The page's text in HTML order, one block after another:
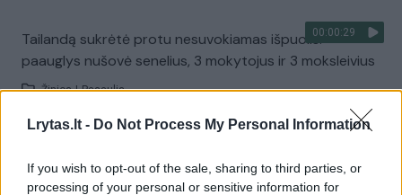
Lrytas.lt - Do Not Process My Personal Information
If you wish to opt-out of the sale, sharing to third parties, or
processing of your personal or sensitive information for
00:00:29
Tailandą sukrėtė protu nesuvokiamas išpuolis:
paauglys nušovė senelius, 3 mokytojus ir 3 moksleivius
Žinios | Pasaulis
apgynė čempionų vardą